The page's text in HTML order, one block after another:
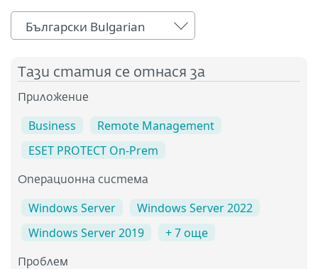
Български Bulgarian
Тази статия се отнася за
Приложение
Business
Remote Management
ESET PROTECT On-Prem
Операционна система
Windows Server
Windows Server 2022
Windows Server 2019
+ 7 още
Проблем